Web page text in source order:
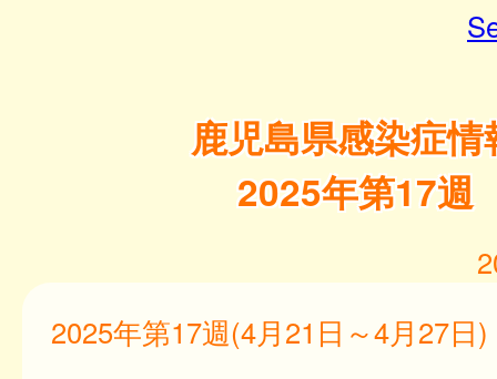
鹿児島県感染症情
2025年第17週
2025年第17週(4月21日～4月27日)